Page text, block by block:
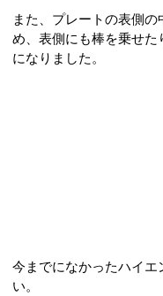
また、プレートの表側
め、表側にも棒を乗せ
になりました。
今までになかったハイエ
い。